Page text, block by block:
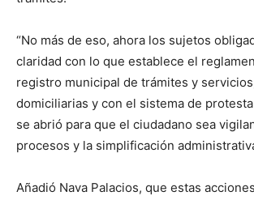
“No más de eso, ahora los sujetos
claridad con lo que establece el
registro municipal de trámites y
domiciliarias y con el sistema de
se abrió para que el ciudadano sea
procesos y la simplificación
Añadió Nava Palacios, que estas